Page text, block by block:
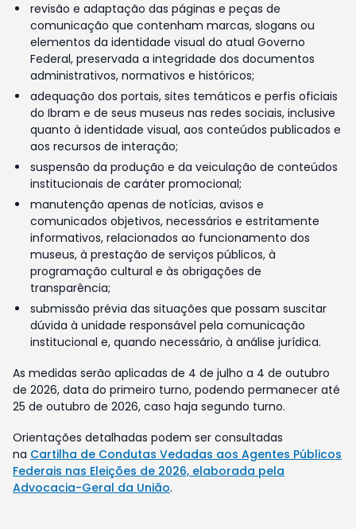
revisão e adaptação das páginas e peças de
comunicação que contenham marcas, slogans ou
elementos da identidade visual do atual Governo
Federal, preservada a integridade dos documentos
administrativos, normativos e históricos;
adequação dos portais, sites temáticos e perfis oficiais
do Ibram e de seus museus nas redes sociais, inclusive
quanto à identidade visual, aos conteúdos publicados e
aos recursos de interação;
suspensão da produção e da veiculação de conteúdos
institucionais de caráter promocional;
manutenção apenas de notícias, avisos e
comunicados objetivos, necessários e estritamente
informativos, relacionados ao funcionamento dos
museus, à prestação de serviços públicos, à
programação cultural e às obrigações de
transparência;
submissão prévia das situações que possam suscitar
dúvida à unidade responsável pela comunicação
institucional e, quando necessário, à análise jurídica.
As medidas serão aplicadas de 4 de julho a 4 de outubro
de 2026, data do primeiro turno, podendo permanecer até
25 de outubro de 2026, caso haja segundo turno.
Orientações detalhadas podem ser consultadas
na Cartilha de Condutas Vedadas aos Agentes Públicos
Federais nas Eleições de 2026, elaborada pela
Advocacia-Geral da União.